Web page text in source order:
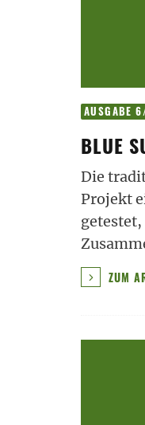
AUSGABE
BLUE
Die
Projekt
ZUM